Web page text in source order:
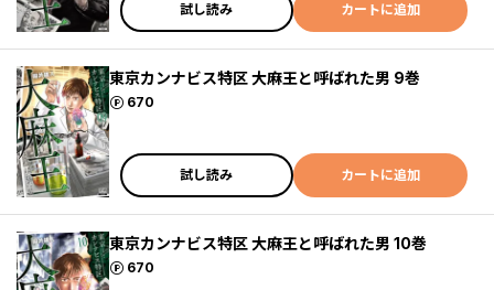
試し読み カートに追加
東京カンナビス特区 大麻王と呼ばれた男 9巻
670
ポイント
試し読み カートに追加
東京カンナビス特区 大麻王と呼ばれた男 10巻
670
ポイント